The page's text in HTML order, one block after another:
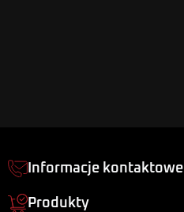
Informacje kontaktowe
Produkty